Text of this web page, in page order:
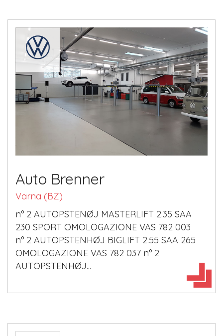
Auto Brenner
Varna (BZ)
n° 2 AUTOPSTENØJ MASTERLIFT 2.35 SAA
230 SPORT OMOLOGAZIONE VAS 782 003
n° 2 AUTOPSTENHØJ BIGLIFT 2.55 SAA 265
OMOLOGAZIONE VAS 782 037 n° 2
AUTOPSTENHØJ...